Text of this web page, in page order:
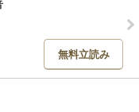
無料立読み